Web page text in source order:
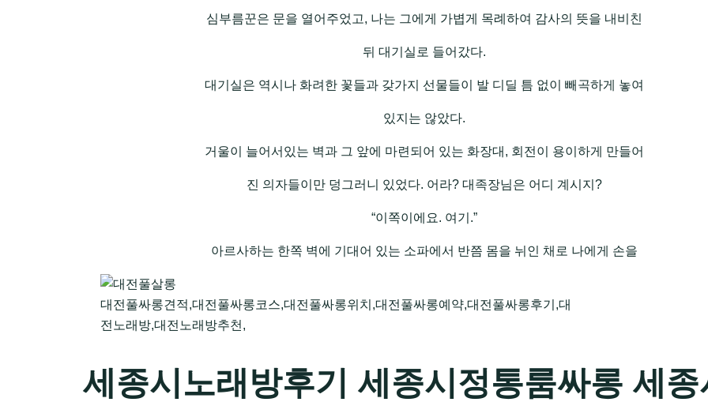
심부름꾼은 문을 열어주었고, 나는 그에게 가볍게 목례하여 감사의 뜻을 내비친
뒤 대기실로 들어갔다.
대기실은 역시나 화려한 꽃들과 갖가지 선물들이 발 디딜 틈 없이 빼곡하게 놓여
있지는 않았다.
거울이 늘어서있는 벽과 그 앞에 마련되어 있는 화장대, 회전이 용이하게 만들어
진 의자들이만 덩그러니 있었다. 어라? 대족장님은 어디 계시지?
“이쪽이에요. 여기.”
아르사하는 한쪽 벽에 기대어 있는 소파에서 반쯤 몸을 뉘인 채로 나에게 손을
대전풀싸롱견적,대전풀싸롱코스,대전풀싸롱위치,대전풀싸롱예약,대전풀싸롱후기,대
전노래방,대전노래방추천,
세종시노래방후기 세종시정통룸싸롱 세종